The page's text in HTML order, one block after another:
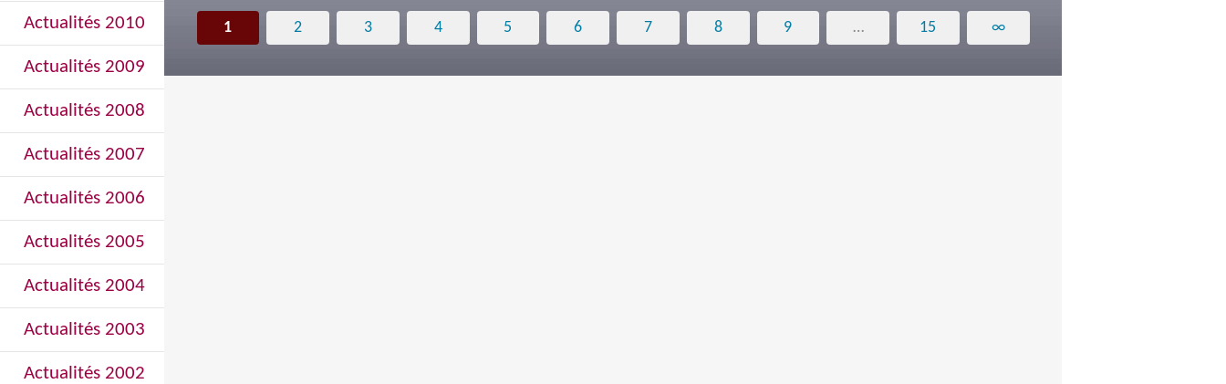
1 2 3 4 5 6 7 8 9 … 15 ∞
Actualités 2010
Actualités 2009
Actualités 2008
Actualités 2007
Actualités 2006
Actualités 2005
Actualités 2004
Actualités 2003
Actualités 2002